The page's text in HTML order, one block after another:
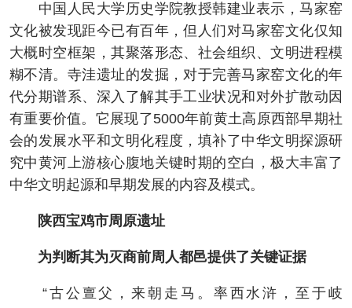
中国人民大学历史学院教授韩建业表示，马家窑
文化被发现距今已有百年，但人们对马家窑文化仅知
大概时空框架，其聚落形态、社会组织、文明进程模
糊不清。寺洼遗址的发掘，对于完善马家窑文化的年
代分期谱系、深入了解其手工业状况和对外扩散动因
有重要价值。它展现了5000年前黄土高原西部早期社
会的发展水平和文明化程度，填补了中华文明探源研
究中黄河上游核心腹地关键时期的空白，极大丰富了
中华文明起源和早期发展的内容及模式。
陕西宝鸡市周原遗址
为判断其为灭商前周人都邑提供了关键证据
“古公亶父，来朝走马。率西水浒，至于岐